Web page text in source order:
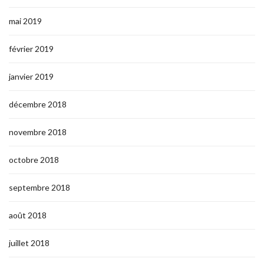
mai 2019
février 2019
janvier 2019
décembre 2018
novembre 2018
octobre 2018
septembre 2018
août 2018
juillet 2018